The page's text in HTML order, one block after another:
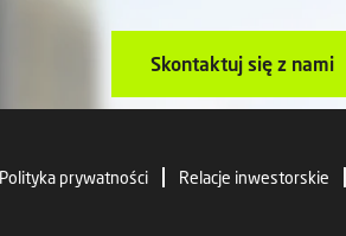
Skontaktuj się z nami
Polityka prywatności Relacje inwestorskie